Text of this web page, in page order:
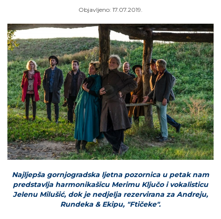
Objavljeno: 17.07.2019.
Najljepša gornjogradska ljetna pozornica u petak nam
predstavlja harmonikašicu Merimu Ključo i vokalisticu
Jelenu Milušić, dok je nedjelja rezervirana za Andreju,
Rundeka & Ekipu, "Ftičeke".